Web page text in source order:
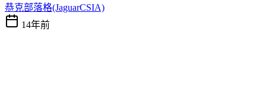
恭克部落格(JaguarCSIA)
14年前